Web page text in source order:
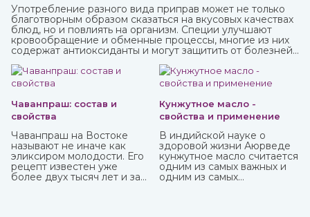
Употребление разного вида приправ может не только
благотворным образом сказаться на вкусовых качествах
блюд, но и повлиять на организм. Специи улучшают
кровообращение и обменные процессы, многие из них
содержат антиоксиданты и могут защитить от болезней,
чисто восточные, вы можете купить в интернет-магазине
ИндоКитай.
Чаванпраш: состав и
свойства
Чаванпраш на Востоке
называют не иначе как
эликсиром молодости. Его
рецепт известен уже
более двух тысяч лет и за
Кунжутное масло -
свойства и применение
В индийской науке о
здоровой жизни Аюрведе
кунжутное масло считается
одним из самых важных и
одним из самых